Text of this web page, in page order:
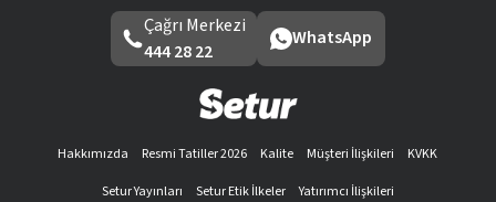
Çağrı Merkezi
444 28 22
WhatsApp
Hakkımızda Resmi Tatiller 2026 Kalite Müşteri İlişkileri
KVKK
Setur Yayınları
Setur Etik İlkeler
Yatırımcı İlişkileri